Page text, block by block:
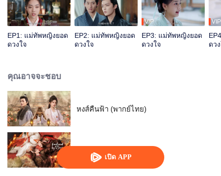
เปิด APP
EP1: แม่ทัพหญิงยอด
ดวงใจ
EP2: แม่ทัพหญิงยอด
ดวงใจ
VIP
EP3: แม่ทัพหญิงยอด
ดวงใจ
VIP
ดว
คุณอาจจะชอบ
หงส์คืนฟ้า (พากย์ไทย)